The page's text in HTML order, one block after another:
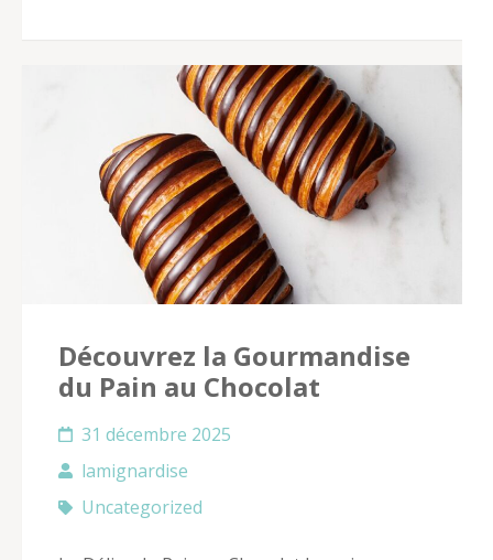
Découvrez la Gourmandise
du Pain au Chocolat
31 décembre 2025
lamignardise
Uncategorized